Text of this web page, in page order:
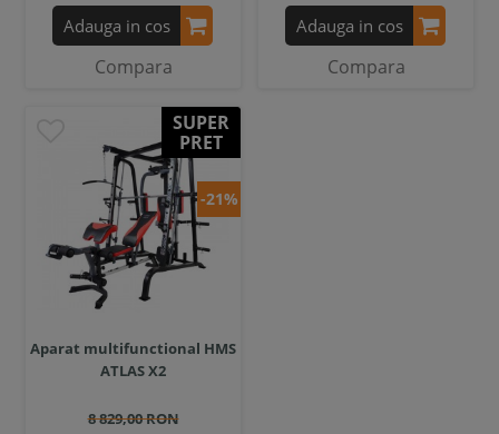
Adauga in cos
Compara
Adauga in cos
Compara
SUPER
PRET
-21%
Aparat multifunctional HMS
ATLAS X2
8 829,00 RON